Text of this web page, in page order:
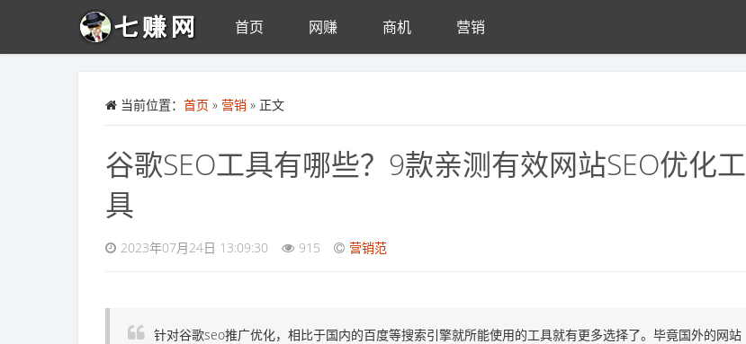
首页 网赚 商机 营销
当前位置： 首页 » 营销 » 正文
谷歌SEO工具有哪些？9款亲测有效网站SEO优化工
具
2023年07月24日 13:09:30 915 营销范
针对谷歌seo推广优化，相比于国内的百度等搜索引擎就所能使用的工具就有更多选择了。毕竟国外的网站